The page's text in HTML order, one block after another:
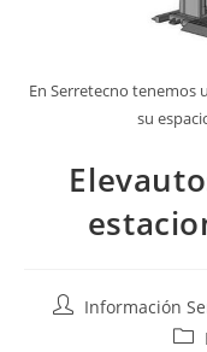
En Serretecno tenemos
su
Información